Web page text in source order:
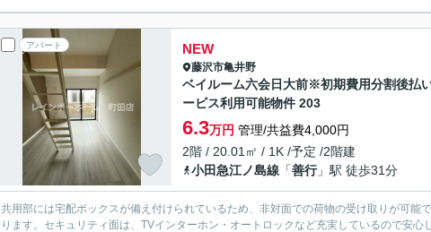
アパート NEW
藤沢市亀井野
ベイルーム六会日大前※初期費用分割後払
ービス利用可能物件 203
6.3万円 管理/共益費4,000円
2階 / 20.01㎡ / 1K /予定 /2階建
小田急江ノ島線 「善行」駅 徒歩31分
共用部には宅配ボックスが備え付けられているため、非対面での荷物の受け取りが可能
ります。セキュリティ面は、TVインターホン・オートロックなど充実しているので安